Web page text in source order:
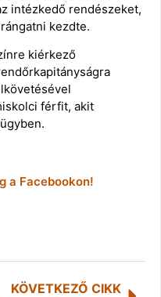
intézkedő rendészeket,
kezdte.
kiérkező
férfit, akit
a Facebookon!
KÖVETKEZŐ CIKK